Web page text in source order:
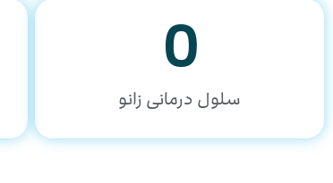
سلول درمانی زانو
0